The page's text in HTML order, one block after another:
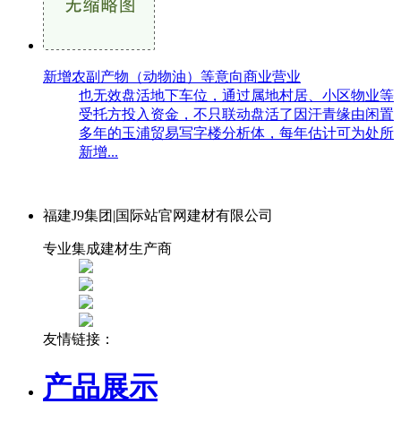
新增农副产物（动物油）等意向商业营业
也无效盘活地下车位，通过属地村居、小区物业等
受托方投入资金，不只联动盘活了因汗青缘由闲置
多年的玉浦贸易写字楼分析体，每年估计可为处所
新增...
福建J9集团|国际站官网建材有限公司
专业集成建材生产商
友情链接：
产品展示